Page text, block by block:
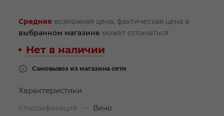
Средняя возможная цена, фактическая цена в
выбранном магазине может отличаться
Нет в наличии
Самовывоз из магазина сети
Характеристики
Классификация —
Вино